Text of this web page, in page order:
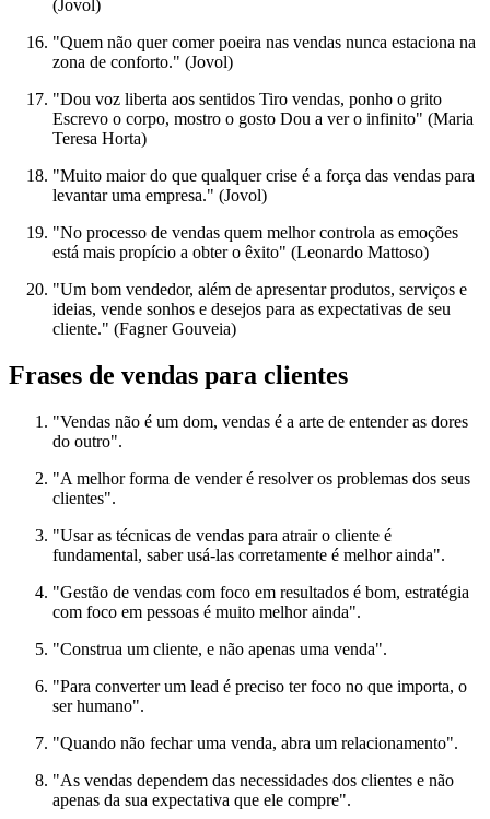
(Jovol)
"Quem não quer comer poeira nas vendas nunca estaciona na
zona de conforto." (Jovol)
"Dou voz liberta aos sentidos Tiro vendas, ponho o grito
Escrevo o corpo, mostro o gosto Dou a ver o infinito" (Maria
Teresa Horta)
"Muito maior do que qualquer crise é a força das vendas para
levantar uma empresa." (Jovol)
"No processo de vendas quem melhor controla as emoções
está mais propício a obter o êxito" (Leonardo Mattoso)
"Um bom vendedor, além de apresentar produtos, serviços e
ideias, vende sonhos e desejos para as expectativas de seu
cliente." (Fagner Gouveia)
Frases de vendas para clientes
"Vendas não é um dom, vendas é a arte de entender as dores
do outro".
"A melhor forma de vender é resolver os problemas dos seus
clientes".
"Usar as técnicas de vendas para atrair o cliente é
fundamental, saber usá-las corretamente é melhor ainda".
"Gestão de vendas com foco em resultados é bom, estratégia
com foco em pessoas é muito melhor ainda".
"Construa um cliente, e não apenas uma venda".
"Para converter um lead é preciso ter foco no que importa, o
ser humano".
"Quando não fechar uma venda, abra um relacionamento".
"As vendas dependem das necessidades dos clientes e não
apenas da sua expectativa que ele compre".